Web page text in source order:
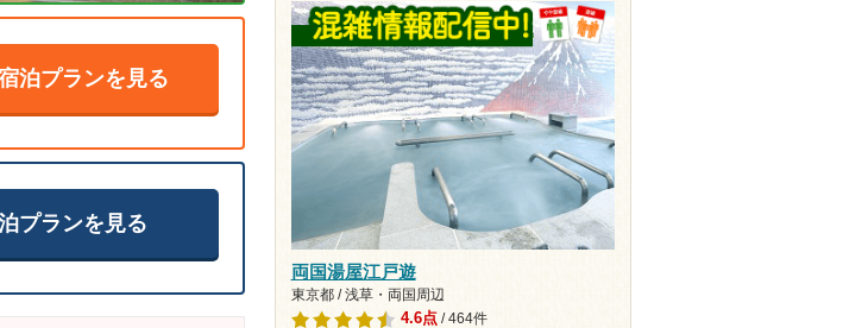
泊プランを見る
プランを見る
両国湯屋江戸遊
東京都 / 浅草・両国周辺
4.6点/ 464件